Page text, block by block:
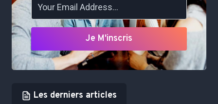
Je M'inscris
Les derniers articles